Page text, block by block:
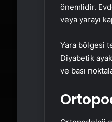
önemlidir.
veya yarayı
Yara bölgesi
Diyabetik
ve bası